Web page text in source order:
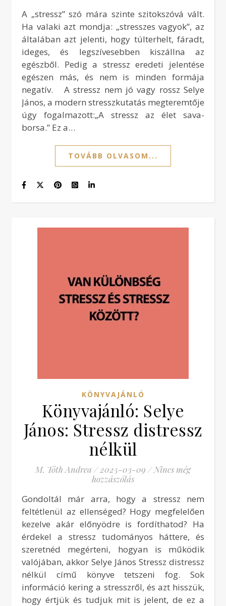
A „stressz” szó mára szinte szitokszóvá vált.
Ha valaki azt mondja: „stresszes vagyok”, az
általában azt jelenti, hogy túlterhelt, fáradt,
ideges, és legszívesebben kiszállna az
egészből. Pedig a stressz eredeti jelentése
egészen más, és nem is minden formája
negatív. A stressz nem jó vagy rossz Selye
János, a modern stresszkutatás megteremtője
úgy fogalmazott:„A stressz az élet sava-
borsa.” Ez a…
TOVÁBB OLVASOM...
KÖNYVAJÁNLÓ
Könyvajánló: Selye
János: Stressz distressz
nélkül
M. Tóth Andrea / 2025-03-09 / Nincs még
hozzászólás
Gondoltál már arra, hogy a stressz nem
feltétlenül az ellenséged? Hogy megfelelően
kezelve akár előnyödre is fordíthatod? Ha
érdekel a stressz tudományos háttere, és
szeretnéd megérteni, hogyan is működik
valójában, akkor Selye János Stressz distressz
nélkül című könyve tetszeni fog. Sok
információ kering a stresszről, és azt hisszük,
hogy értjük és tudjuk mit is jelent, de ez a